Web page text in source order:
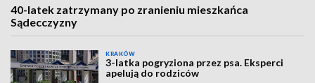
40-latek zatrzymany po zranieniu mieszkańca
Sądecczyzny
KRAKÓW
3-latka pogryziona przez psa. Eksperci
apelują do rodziców